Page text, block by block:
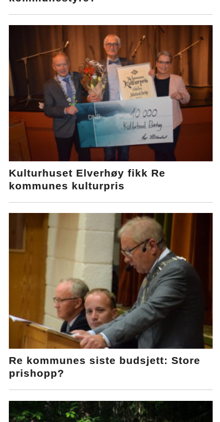
Kulturhuset Elverhøy fikk Re
kommunes kulturpris
Re kommunes siste budsjett: Store
prishopp?